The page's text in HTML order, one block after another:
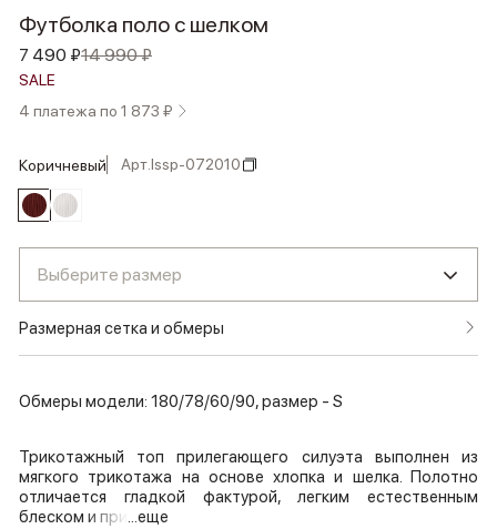
Футболка поло с шелком
7 490 ₽14 990 ₽
SALE
4 платежа по 1 873 ₽
коричневый Арт.lssp-072010
Выберите размер
Размерная сетка и обмеры
Обмеры модели: 180/78/60/90, размер - S
Трикотажный топ прилегающего силуэта выполнен из
мягкого трикотажа на основе хлопка и шелка. Полотно
отличается гладкой фактурой, легким естественным
блеском и при ...еще